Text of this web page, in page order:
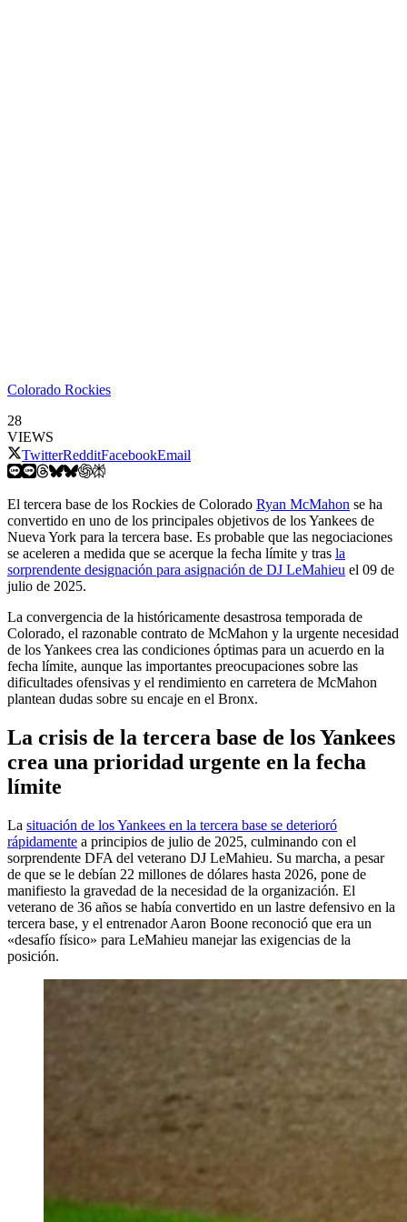
Colorado Rockies
28
VIEWS
TwitterRedditFacebookEmail
El tercera base de los Rockies de Colorado Ryan McMahon se ha
convertido en uno de los principales objetivos de los Yankees de
Nueva York para la tercera base. Es probable que las negociaciones
se aceleren a medida que se acerque la fecha límite y tras la
sorprendente designación para asignación de DJ LeMahieu el 09 de
julio de 2025.
La convergencia de la históricamente desastrosa temporada de
Colorado, el razonable contrato de McMahon y la urgente necesidad
de los Yankees crea las condiciones óptimas para un acuerdo en la
fecha límite, aunque las importantes preocupaciones sobre las
dificultades ofensivas y el rendimiento en carretera de McMahon
plantean dudas sobre su encaje en el Bronx.
La crisis de la tercera base de los Yankees
crea una prioridad urgente en la fecha
límite
La situación de los Yankees en la tercera base se deterioró
rápidamente a principios de julio de 2025, culminando con el
sorprendente DFA del veterano DJ LeMahieu. Su marcha, a pesar
de que se le debían 22 millones de dólares hasta 2026, pone de
manifiesto la gravedad de la necesidad de la organización. El
veterano de 36 años se había convertido en un lastre defensivo en la
tercera base, y el entrenador Aaron Boone reconoció que era un
«desafío físico» para LeMahieu manejar las exigencias de la
posición.